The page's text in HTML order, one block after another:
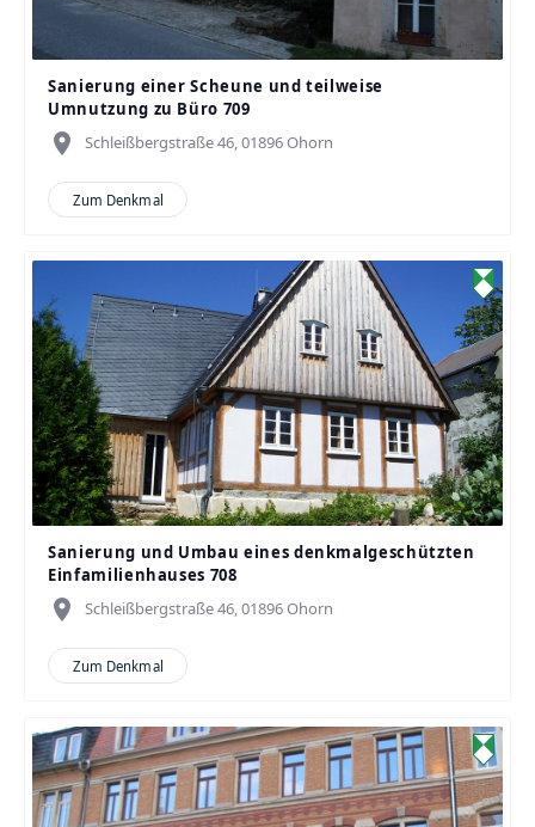
Sanierung einer Scheune und teilweise
Umnutzung zu Büro 709
place Schleißbergstraße 46, 01896 Ohorn
Zum Denkmal
Sanierung und Umbau eines denkmalgeschützten
Einfamilienhauses 708
place Schleißbergstraße 46, 01896 Ohorn
Zum Denkmal